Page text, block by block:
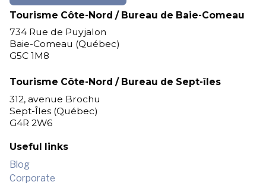
Tourisme Côte-Nord / Bureau de Baie-Comeau
734 Rue de Puyjalon
Baie-Comeau (Québec)
G5C 1M8
Tourisme Côte-Nord / Bureau de Sept-îles
312, avenue Brochu
Sept-Îles (Québec)
G4R 2W6
Useful links
Blog
Corporate